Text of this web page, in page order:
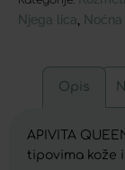
Njega lica Noćna
Opis
APIVITA
tipovima kože